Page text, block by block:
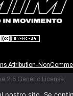
Attribution-
2.5 Generic License.